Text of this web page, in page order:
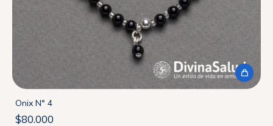
Onix N° 4
$80.000